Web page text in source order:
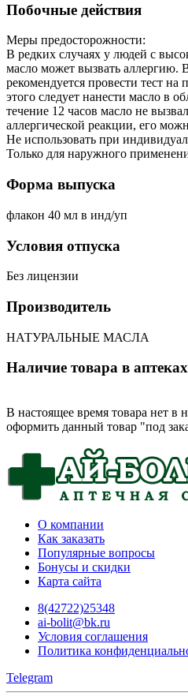
Побочные действия
Меры предосторожности:
В редких случаях у людей с
масло может вызвать аллергию.
рекомендуется провести тест на
этого следует нанести масло в
течение 12 часов масло не
аллергической реакции, его
Не использовать при
Только для наружного
Форма выпуска
флакон 40 мл в инд/уп
Условия отпуска
Без лицензии
Производитель
НАТУРАЛЬНЫЕ МАСЛА
Наличие товара в аптеках
В настоящее время товара нет
оформить данный товар "под
О компании
Как заказать
Популярные вопросы
Бонусы и скидки
Карта сайта
8(42722)25348
ai-bolit@bk.ru
Условия соглашения
Политика
Telegram